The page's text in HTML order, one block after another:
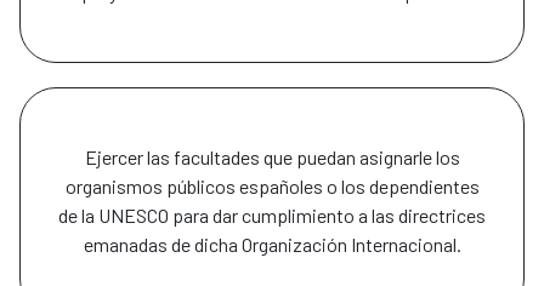
Ejercer las facultades que puedan asignarle los
organismos públicos españoles o los dependientes
de la UNESCO para dar cumplimiento a las directrices
emanadas de dicha Organización Internacional.